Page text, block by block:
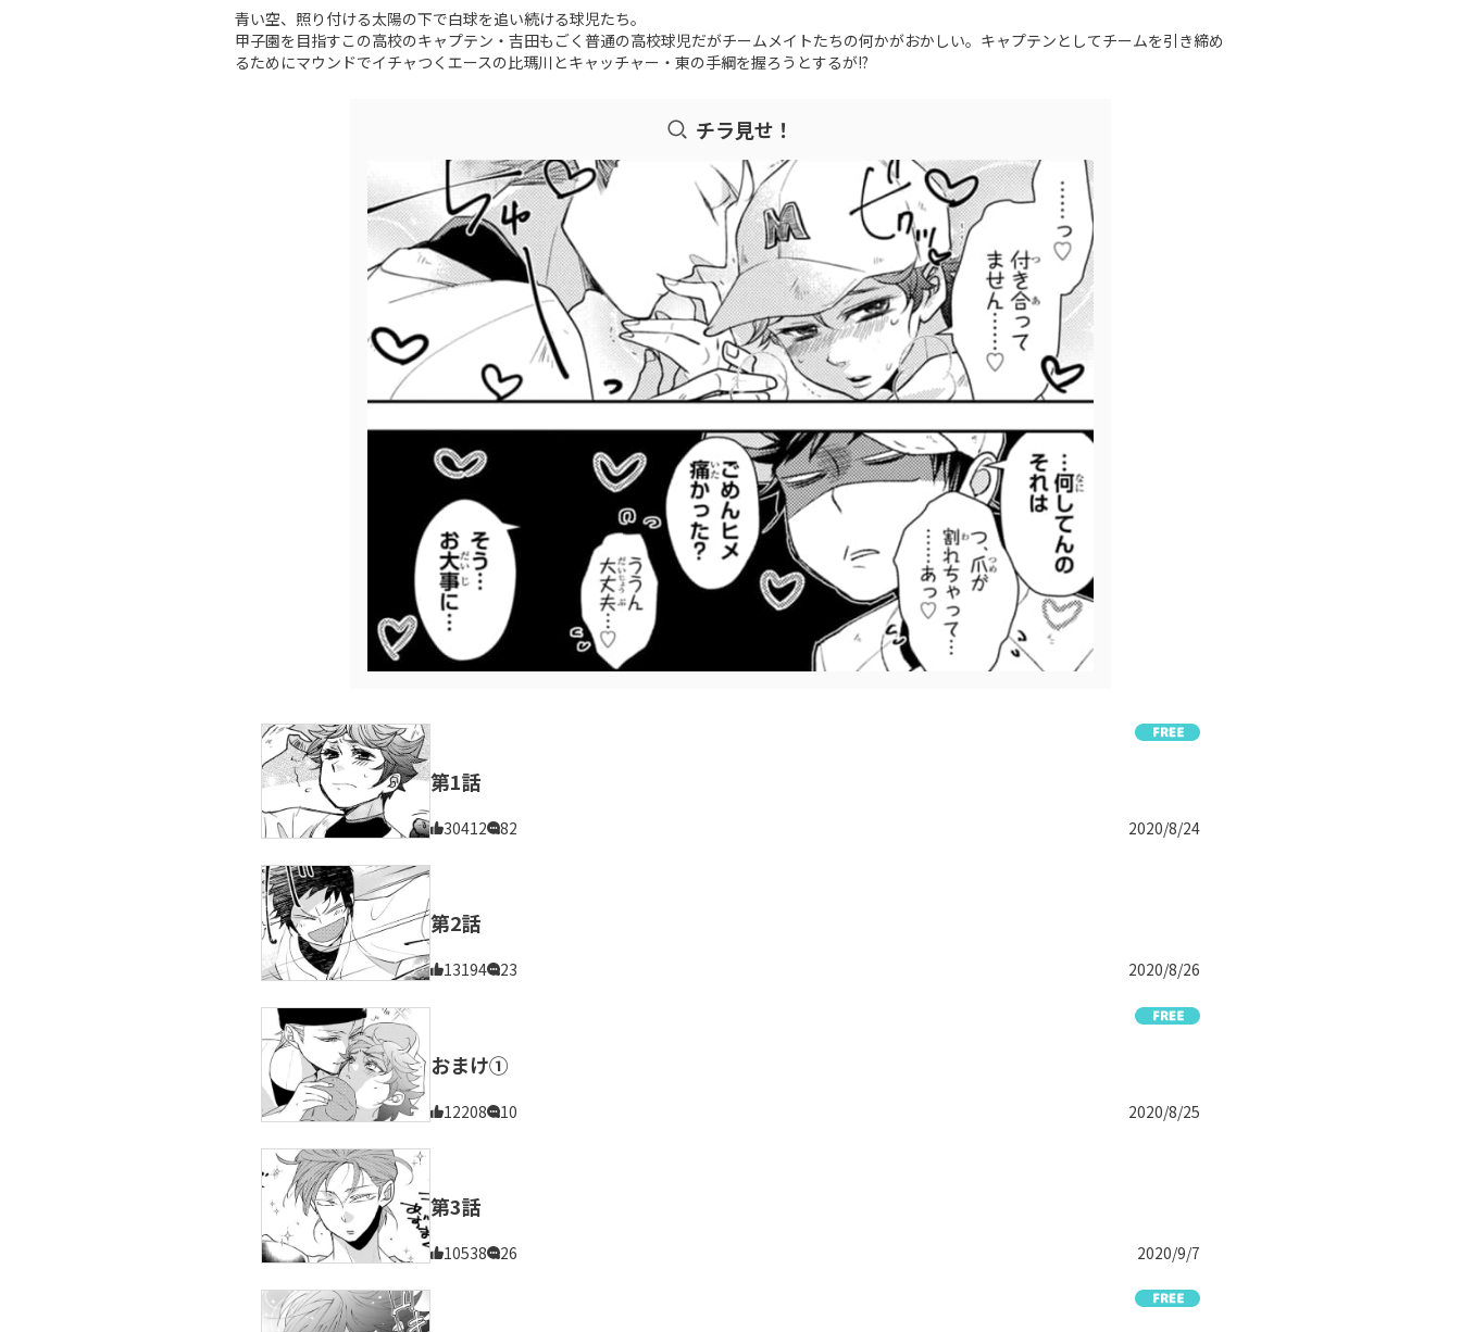
青い空、照り付ける太陽の下で白球を追い続ける球児たち。
甲子園を目指すこの高校のキャプテン・吉田もごく普通の高校球児だがチームメイトたちの何かがおかしい。キャプテンとしてチームを引き締め
るためにマウンドでイチャつくエースの比瑪川とキャッチャー・東の手綱を握ろうとするが!?
チラ見せ！
第1話
30412 82 2020/8/24
第2話
13194 23 2020/8/26
おまけ①
12208 10 2020/8/25
第3話
10538 26 2020/9/7